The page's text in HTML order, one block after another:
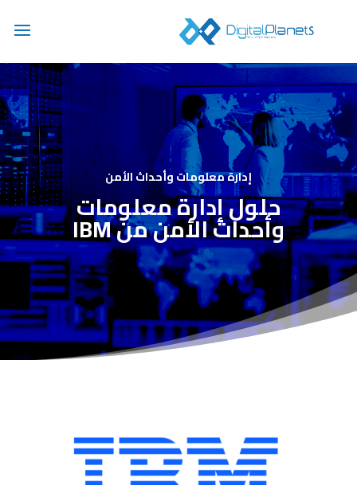
إدارة معلومات وأحداث الأمن
حلول إدارة معلومات
وأحداث الأمن من IBM